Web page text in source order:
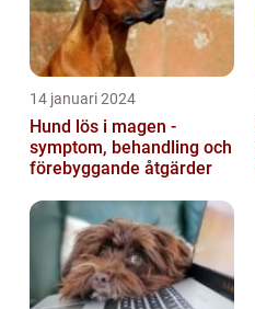
14 januari 2024
Hund lös i magen -
symptom, behandling och
förebyggande åtgärder